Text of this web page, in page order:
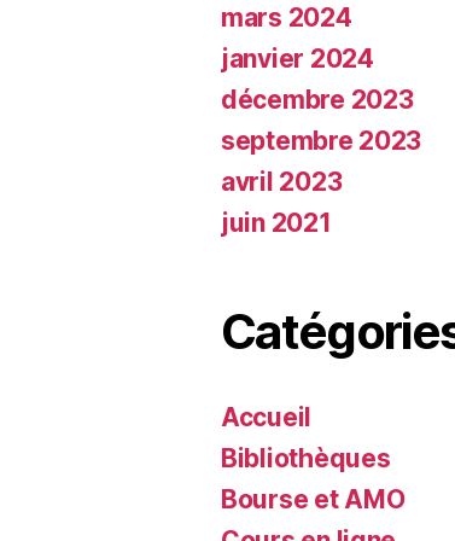
mars 2024
janvier 2024
décembre 2023
septembre 2023
avril 2023
juin 2021
Accueil
Bibliothèques
Bourse et AMO